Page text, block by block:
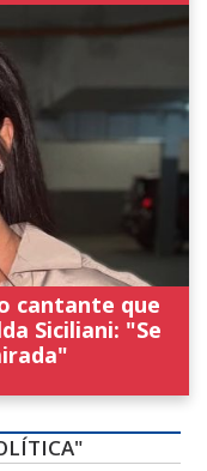
cantante que
Siciliani: "Se